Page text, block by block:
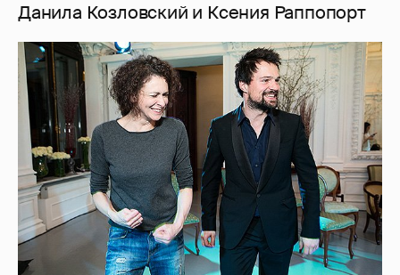
Данила Козловский и Ксения Раппопорт